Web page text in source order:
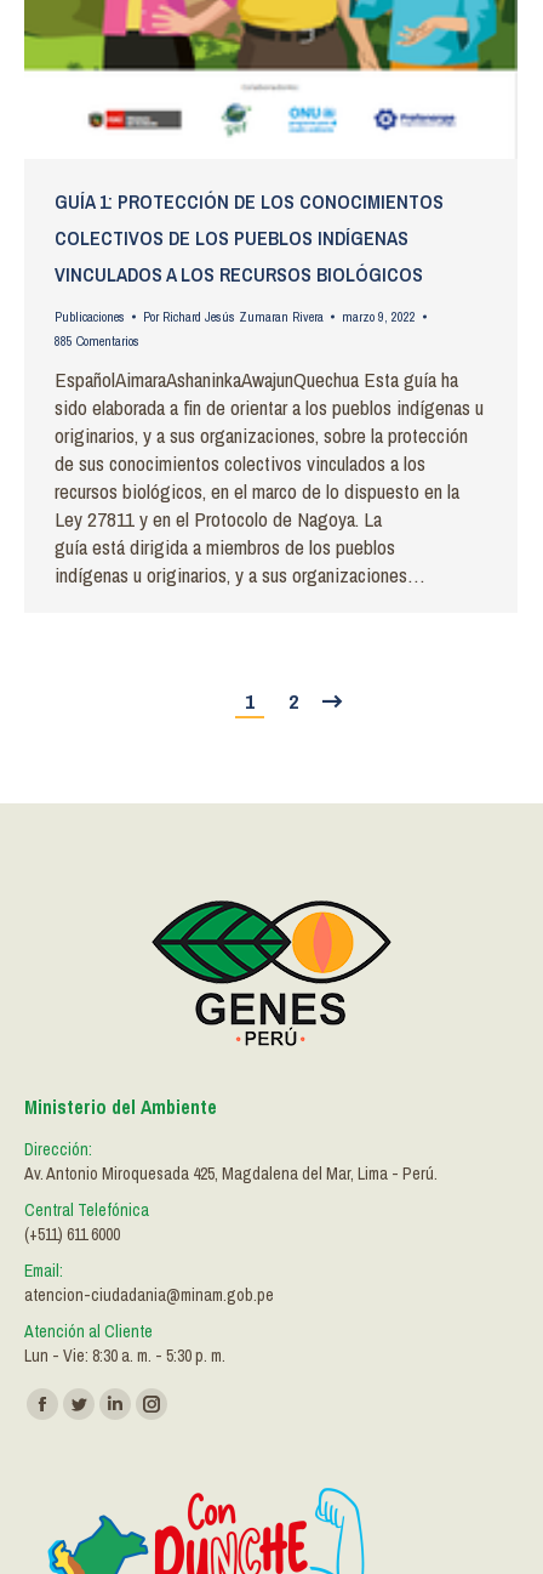
GUÍA 1: PROTECCIÓN DE LOS CONOCIMIENTOS
COLECTIVOS DE LOS PUEBLOS INDÍGENAS
VINCULADOS A LOS RECURSOS BIOLÓGICOS
Publicaciones Por Richard Jesús Zumaran Rivera
marzo 9, 2022
885 Comentarios
EspañolAimaraAshaninkaAwajunQuechua Esta guía ha
sido elaborada a fin de orientar a los pueblos indígenas u
originarios, y a sus organizaciones, sobre la protección
de sus conocimientos colectivos vinculados a los
recursos biológicos, en el marco de lo dispuesto en la
Ley 27811 y en el Protocolo de Nagoya. La
guía está dirigida a miembros de los pueblos
indígenas u originarios, y a sus organizaciones…
1 2
Ministerio del Ambiente
Dirección:
Av. Antonio Miroquesada 425, Magdalena del Mar, Lima - Perú.
Central Telefónica
(+511) 611 6000
Email:
atencion-ciudadania@minam.gob.pe
Atención al Cliente
Lun - Vie: 8:30 a. m. - 5:30 p. m.
Encuéntranos en:
Facebook
new
Twitter
new
Linkedin
new
Instagram
new